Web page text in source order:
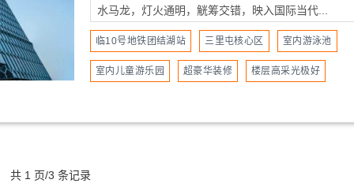
水马龙，灯火通明，觥筹交错，映入国际当代...
临10号地铁团结湖站 三里屯核心区 室内游泳池
室内儿童游乐园 超豪华装修 楼层高采光极好
共 1 页/3 条记录